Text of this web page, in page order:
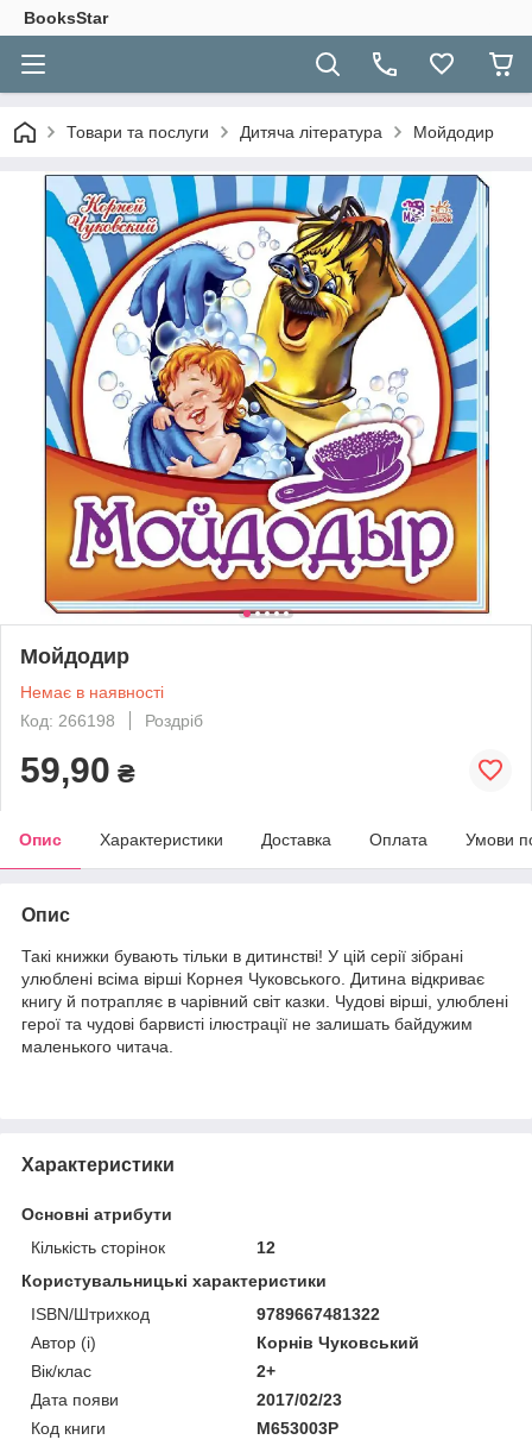
BooksStar
Товари та послуги Дитяча література Мойдодир
Мойдодир
Немає в наявності
Код: 266198
Роздріб
59,90 ₴
Опис Характеристики Доставка Оплата Умови
Опис
Такі книжки бувають тільки в дитинстві! У цій серії зібрані
улюблені всіма вірші Корнея Чуковського. Дитина відкриває
книгу й потрапляє в чарівний світ казки. Чудові вірші, улюблені
герої та чудові барвисті ілюстрації не залишать байдужим
маленького читача.
Характеристики
Основні атрибути
Кількість сторінок
12
Користувальницькі характеристики
ISBN/Штрихкод
9789667481322
Автор (і)
Корнів Чуковський
Вік/клас
2+
Дата появи
2017/02/23
Код книги
М653003Р